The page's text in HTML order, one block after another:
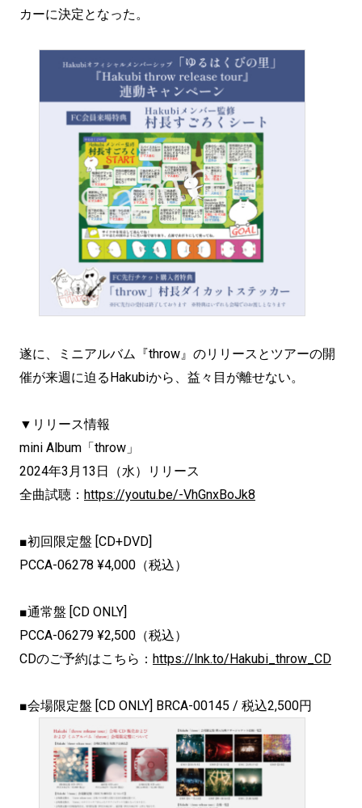
カーに決定となった。
遂に、ミニアルバム『throw』のリリースとツアーの開
催が来週に迫るHakubiから、益々目が離せない。
▼リリース情報
mini Album「throw」
2024年3月13日（水）リリース
全曲試聴： https://youtu.be/-VhGnxBoJk8
■初回限定盤 [CD+DVD]
PCCA-06278 ¥4,000（税込）
■通常盤 [CD ONLY]
PCCA-06279 ¥2,500（税込）
CDのご予約はこちら： https://lnk.to/Hakubi_throw_CD
■会場限定盤 [CD ONLY] BRCA-00145 / 税込2,500円